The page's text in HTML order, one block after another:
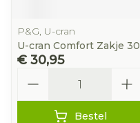
P&G, U-cran
U-cran Comfort Zakje 30
€ 30,95
Bestel